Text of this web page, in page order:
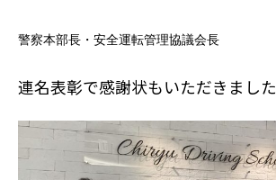
警察本部長・安全運転管理協議会長
連名表彰で感謝状もいただきました